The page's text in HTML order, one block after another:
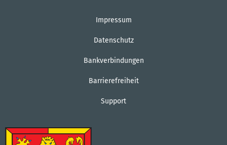
Impressum
Datenschutz
Bankverbindungen
Barrierefreiheit
Support